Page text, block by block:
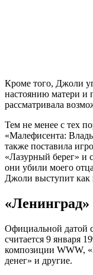
Кроме того, Джоли
настоянию матери и
рассматривала
Тем не менее с тех
«Малефисента:
также поставила
«Лазурный берег» и
они убили моего
Джоли выступит как
«Ленинград»
Официальной датой
считается 9 января
композиции WWW,
денег» и другие.